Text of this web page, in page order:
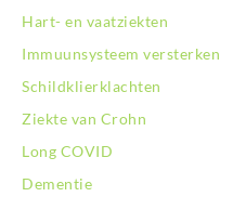
BodySwitch Tiel
BodySwitch Tilburg
BodySwitch Utrecht
BodySwitch Veluwe
BodySwitch Vlaardingen
BodySwitch Wageningen
Hart- en vaatziekten
Immuunsysteem versterken
Schildklierklachten
Ziekte van Crohn
Long COVID
Dementie